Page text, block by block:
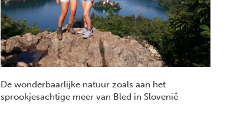
De wonderbaarlijke natuur zoals aan het
sprookjesachtige meer van Bled in Slovenië